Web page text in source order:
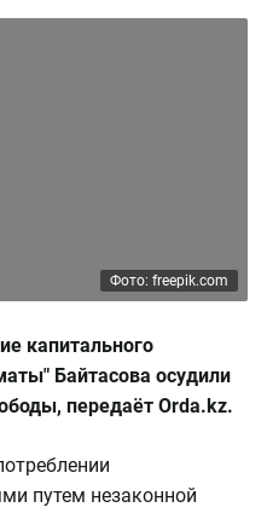
Фото: freepik.com
капитального
Байтасова осудили
передаёт Orda.kz.
путем незаконной